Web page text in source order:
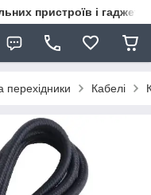
пристроїв і гаджети
перехідники Кабелі